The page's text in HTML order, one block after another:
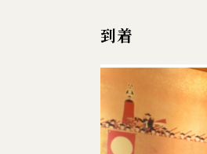
到着